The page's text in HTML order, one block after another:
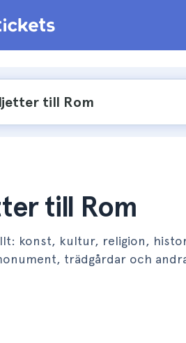
till Rom
konst, kultur, religion,
trädgårdar och